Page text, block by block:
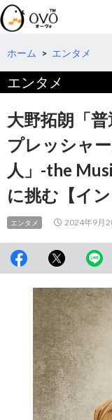
検
索
コ
テ
へ
動
ホーム > エンタメ
エンタメ
大野拓朗「
プレッシャ
人」-the
に挑む【イン
エンタメ 2024年9月